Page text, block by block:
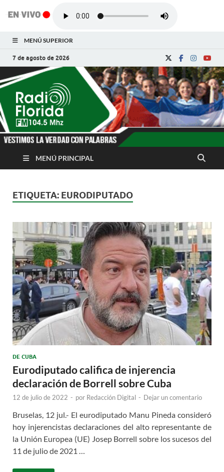
MENÚ SUPERIOR
7 de agosto de 2026
Radio Florida de
Cuba
Noticias y Actualidades de Florida, Camagüey,
MENÚ PRINCIPAL
ETIQUETA: EURODIPUTADO
DE CUBA
Eurodiputado califica de injerencia
declaración de Borrell sobre Cuba
12 de julio de 2022 - por Redacción Digital - Dejar un comentario
Bruselas, 12 jul.- El eurodiputado Manu Pineda consideró
hoy injerencistas declaraciones del alto representante de
la Unión Europea (UE) Josep Borrell sobre los sucesos del
11 de julio de 2021 …